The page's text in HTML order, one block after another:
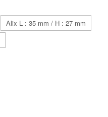
Alix L : 35 mm / H : 27 mm